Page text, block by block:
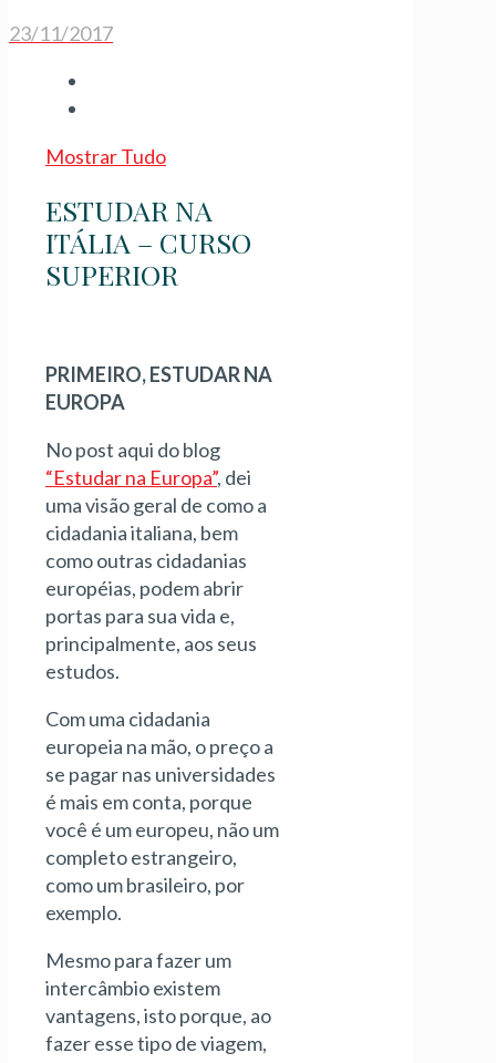
23/11/2017
Mostrar Tudo
ESTUDAR NA
ITÁLIA – CURSO
SUPERIOR
PRIMEIRO, ESTUDAR NA
EUROPA
No post aqui do blog
“Estudar na Europa”, dei
uma visão geral de como a
cidadania italiana, bem
como outras cidadanias
européias, podem abrir
portas para sua vida e,
principalmente, aos seus
estudos.
Com uma cidadania
europeia na mão, o preço a
se pagar nas universidades
é mais em conta, porque
você é um europeu, não um
completo estrangeiro,
como um brasileiro, por
exemplo.
Mesmo para fazer um
intercâmbio existem
vantagens, isto porque, ao
fazer esse tipo de viagem,